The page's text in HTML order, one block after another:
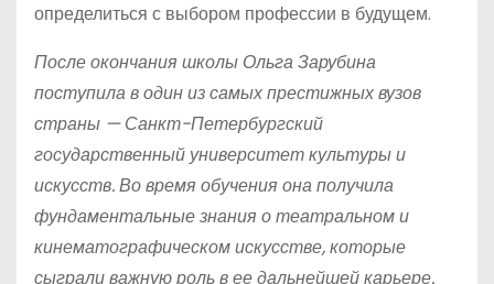
определиться с выбором профессии в будущем.
После окончания школы Ольга Зарубина
поступила в один из самых престижных вузов
страны — Санкт-Петербургский
государственный университет культуры и
искусств. Во время обучения она получила
фундаментальные знания о театральном и
кинематографическом искусстве, которые
сыграли важную роль в ее дальнейшей карьере.